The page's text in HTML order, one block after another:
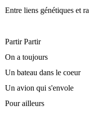
Entre liens génétiques et
Partir Partir
On a toujours
Un bateau dans le coeur
Un avion qui s'envole
Pour ailleurs